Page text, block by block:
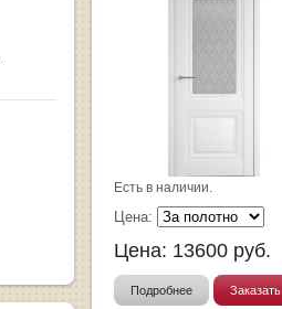
Есть в наличии.
Цена:
Цена: 13600 руб.
Подробнее Заказать